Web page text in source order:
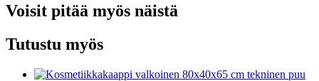
Voisit pitää myös näistä
Tutustu myös